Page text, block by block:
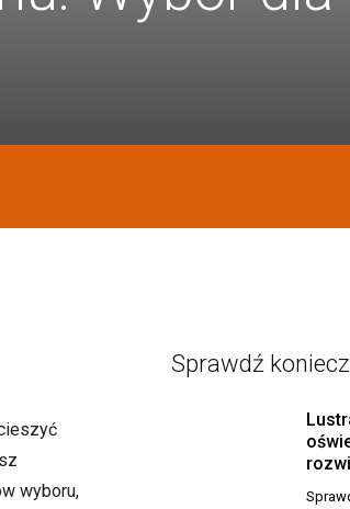
wyboru,
Sprawdź